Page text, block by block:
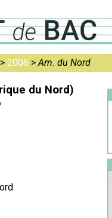
> 2006 >Am. du Nord
du Nord)